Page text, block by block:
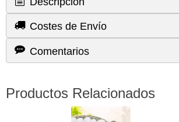
Costes de Envío
Comentarios
Productos Relacionados